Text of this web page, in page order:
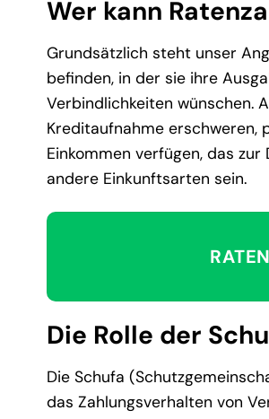
Wer kann
Grundsätzlich steht unser
befinden, in der sie ihre
Verbindlichkeiten wünschen.
Kreditaufnahme erschweren,
Einkommen verfügen, das
andere Einkunftsarten sein.
Die Rolle der
Die Schufa
das Zahlungsverhalten von